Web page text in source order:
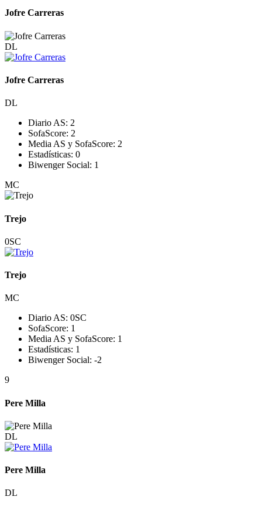
Jofre Carreras
DL
Jofre Carreras
DL
Diario AS: 2
SofaScore: 2
Media AS y SofaScore: 2
Estadísticas: 0
Biwenger Social: 1
MC
Trejo
0SC
Trejo
MC
Diario AS: 0SC
SofaScore: 1
Media AS y SofaScore: 1
Estadísticas: 1
Biwenger Social: -2
9
Pere Milla
DL
Pere Milla
DL